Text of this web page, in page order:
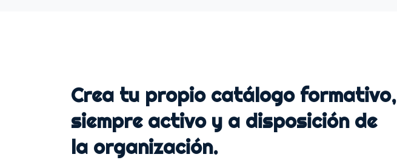
Crea tu propio catálogo formativo,
siempre activo y a disposición de
la organización.